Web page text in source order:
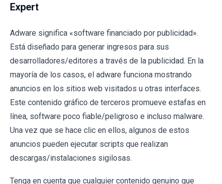
Expert
Adware significa «software financiado por publicidad».
Está diseñado para generar ingresos para sus
desarrolladores/editores a través de la publicidad. En la
mayoría de los casos, el adware funciona mostrando
anuncios en los sitios web visitados u otras interfaces.
Este contenido gráfico de terceros promueve estafas en
línea, software poco fiable/peligroso e incluso malware.
Una vez que se hace clic en ellos, algunos de estos
anuncios pueden ejecutar scripts que realizan
descargas/instalaciones sigilosas.
Tenga en cuenta que cualquier contenido genuino que